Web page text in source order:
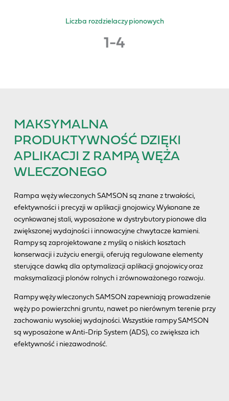
Liczba rozdzielaczy pionowych
1-4
MAKSYMALNA
PRODUKTYWNOŚĆ DZIĘKI
APLIKACJI Z RAMPĄ WĘŻA
WLECZONEGO
Rampa węży wleczonych SAMSON są znane z trwałości,
efektywności i precyzji w aplikacji gnojowicy. Wykonane ze
ocynkowanej stali, wyposażone w dystrybutory pionowe dla
zwiększonej wydajności i innowacyjne chwytacze kamieni.
Rampy są zaprojektowane z myślą o niskich kosztach
konserwacji i zużyciu energii, oferują regulowane elementy
sterujące dawką dla optymalizacji aplikacji gnojowicy oraz
maksymalizacji plonów rolnych i zrównoważonego rozwoju.
Rampy węży wleczonych SAMSON zapewniają prowadzenie
węży po powierzchni gruntu, nawet po nierównym terenie przy
zachowaniu wysokiej wydajności. Wszystkie rampy SAMSON
są wyposażone w Anti-Drip System (ADS), co zwiększa ich
efektywność i niezawodność.